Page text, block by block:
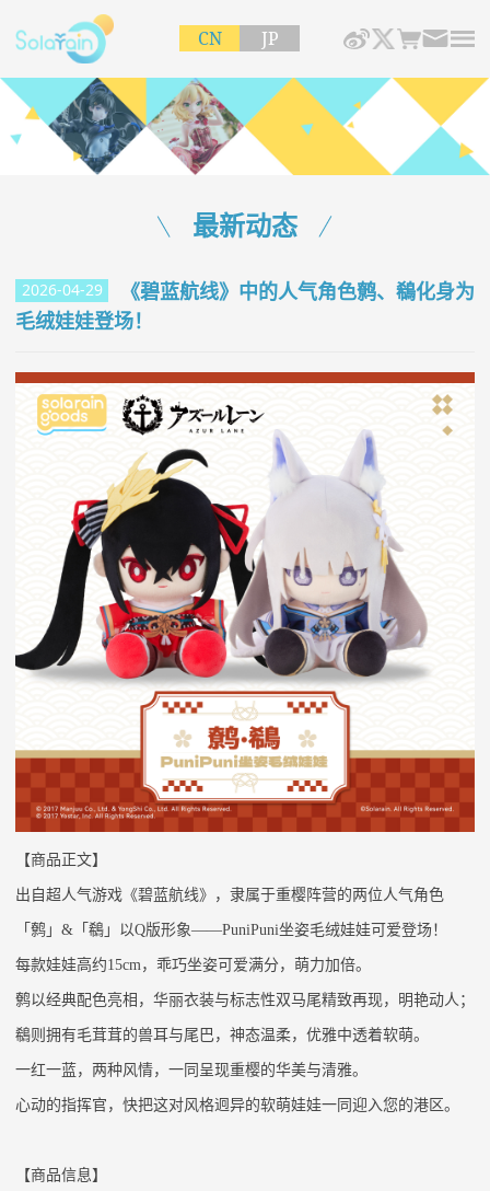
CN JP
最新动态
2026-04-29
《碧蓝航线》中的人气角色鹩、鵗化身为
毛绒娃娃登场！
【商品正文】
出自超人气游戏《碧蓝航线》，隶属于重樱阵营的两位人气角色
「鹩」 &「鵗」以Q版形象——PuniPuni坐姿毛绒娃娃可爱登场！
每款娃娃高约15cm，乖巧坐姿可爱满分，萌力加倍。
鹩以经典配色亮相，华丽衣装与标志性双马尾精致再现，明艳动人；
鵗则拥有毛茸茸的兽耳与尾巴，神态温柔，优雅中透着软萌。
一红一蓝，两种风情，一同呈现重樱的华美与清雅。
心动的指挥官，快把这对风格迥异的软萌娃娃一同迎入您的港区。
【商品信息】